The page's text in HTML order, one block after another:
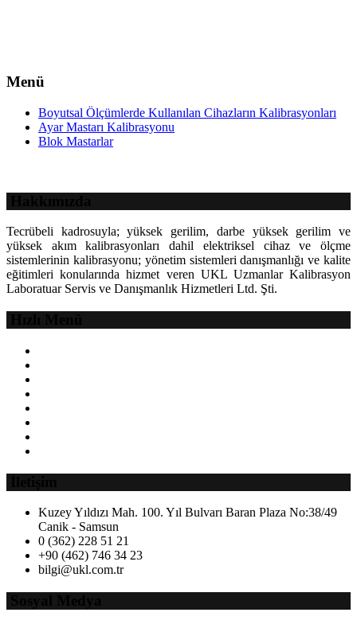
Menü
Boyutsal Ölçümlerde Kullanılan Cihazların Kalibrasyonları
Ayar Mastarı Kalibrasyonu
Blok Mastarlar
Tecrübeli kadrosuyla; yüksek gerilim, darbe yüksek gerilim ve
yüksek akım kalibrasyonları dahil elektriksel cihaz ve ölçme
sistemlerinin kalibrasyonu; yönetim sistemleri danışmanlığı ve kalite
eğitimleri konularında hizmet veren UKL Uzmanlar Kalibrasyon
Laboratuar Servis ve Danışmanlık Hizmetleri Ltd. Şti.
Kuzey Yıldızı Mah. 100. Yıl Bulvarı Baran Plaza No:38/49
Canik - Samsun
0 (362) 228 51 21
+90 (462) 746 34 23
bilgi@ukl.com.tr